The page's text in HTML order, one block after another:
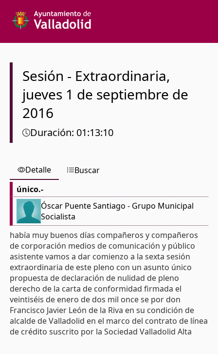
Órgano colegiado
Desde
Hasta
Español
Sesión - Extraordinaria,
jueves 1 de septiembre de
2016
Duración: 01:13:10
Detalle
Buscar
único.-
Óscar Puente Santiago - Grupo Municipal
Socialista
había muy buenos días compañeros y compañeros
de corporación medios de comunicación y público
asistente vamos a dar comienzo a la sexta sesión
extraordinaria de este pleno con un asunto único
propuesta de declaración de nulidad de pleno
derecho de la carta de conformidad firmada el
veintiséis de enero de dos mil once se por don
Francisco Javier León de la Riva en su condición de
alcalde de Valladolid en el marco del contrato de línea
de crédito suscrito por la Sociedad Valladolid Alta